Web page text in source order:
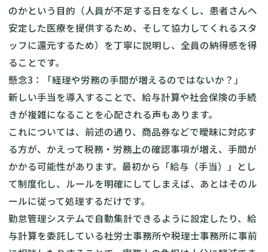
のかという目的（人員が不足する日をなくし、患者さんへ
安定した医療を提供するため、そして協力してくれるスタ
ッフに還元するため）を丁寧に説明し、全員の納得感を得
ることです。
懸念3：「経理や労務の手間が増えるのではないか？」
新しい手当を導入することで、給与計算や社会保険の手続
きが複雑になることを心配される声もあります。
これについては、前述の通り、商品券などで曖昧に対応す
る方が、かえって税務・労務上の確認事項が増え、手間が
かかる可能性があります。最初から「給与（手当）」とし
て制度化し、ルールを明確にしてしまえば、あとはそのル
ールに従って処理するだけです。
勤怠管理システムで自動集計できるように設定したり、給
与計算を委託している社労士事務所や税理士事務所に事前